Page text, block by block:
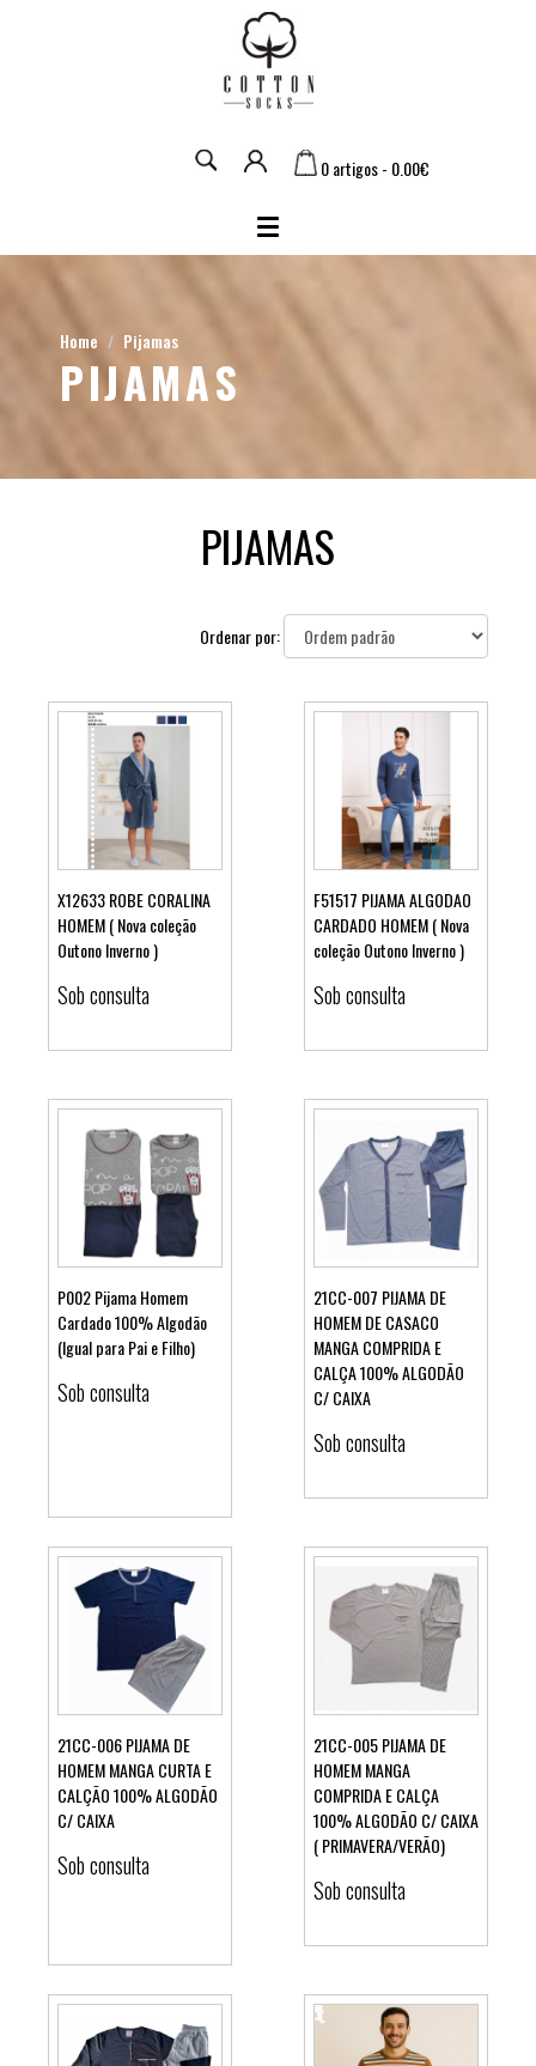
0 artigos - 0.00€
Home Pijamas
PIJAMAS
PIJAMAS
Ordenar por:
Ver detalhes
X12633 ROBE CORALINA
HOMEM ( Nova coleção
Outono Inverno )
Sob consulta
Ver detalhes
F51517 PIJAMA ALGODAO
CARDADO HOMEM ( Nova
coleção Outono Inverno )
Sob consulta
Ver detalhes
P002 Pijama Homem
Cardado 100% Algodão
(Igual para Pai e Filho)
Sob consulta
Ver detalhes
21CC-007 PIJAMA DE
HOMEM DE CASACO
MANGA COMPRIDA E
CALÇA 100% ALGODÃO
C/ CAIXA
Sob consulta
Ver detalhes
21CC-006 PIJAMA DE
HOMEM MANGA CURTA E
CALÇÃO 100% ALGODÃO
C/ CAIXA
Sob consulta
Ver detalhes
21CC-005 PIJAMA DE
HOMEM MANGA
COMPRIDA E CALÇA
100% ALGODÃO C/ CAIXA
( PRIMAVERA/VERÃO)
Sob consulta